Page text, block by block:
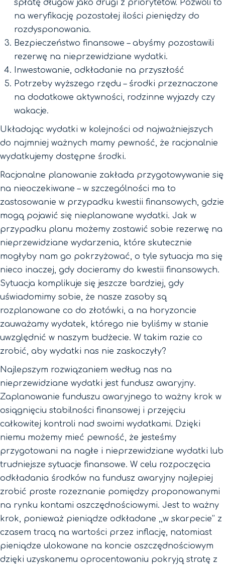
spłatę długów jako drugi z priorytetów. Pozwoli to
na weryfikację pozostałej ilości pieniędzy do
rozdysponowania.
Bezpieczeństwo finansowe – abyśmy pozostawili
rezerwę na nieprzewidziane wydatki.
Inwestowanie, odkładanie na przyszłość
Potrzeby wyższego rzędu – środki przeznaczone
na dodatkowe aktywności, rodzinne wyjazdy czy
wakacje.
Układając wydatki w kolejności od najważniejszych
do najmniej ważnych mamy pewność, że racjonalnie
wydatkujemy dostępne środki.
Racjonalne planowanie zakłada przygotowywanie się
na nieoczekiwane – w szczególności ma to
zastosowanie w przypadku kwestii finansowych, gdzie
mogą pojawić się nieplanowane wydatki. Jak w
przypadku planu możemy zostawić sobie rezerwę na
nieprzewidziane wydarzenia, które skutecznie
mogłyby nam go pokrzyżować, o tyle sytuacja ma się
nieco inaczej, gdy docieramy do kwestii finansowych.
Sytuacja komplikuje się jeszcze bardziej, gdy
uświadomimy sobie, że nasze zasoby są
rozplanowane co do złotówki, a na horyzoncie
zauważamy wydatek, którego nie byliśmy w stanie
uwzględnić w naszym budżecie. W takim razie co
zrobić, aby wydatki nas nie zaskoczyły?
Najlepszym rozwiązaniem według nas na
nieprzewidziane wydatki jest fundusz awaryjny.
Zaplanowanie funduszu awaryjnego to ważny krok w
osiągnięciu stabilności finansowej i przejęciu
całkowitej kontroli nad swoimi wydatkami. Dzięki
niemu możemy mieć pewność, że jesteśmy
przygotowani na nagłe i nieprzewidziane wydatki lub
trudniejsze sytuacje finansowe. W celu rozpoczęcia
odkładania środków na fundusz awaryjny najlepiej
zrobić proste rozeznanie pomiędzy proponowanymi
na rynku kontami oszczędnościowymi. Jest to ważny
krok, ponieważ pieniądze odkładane ,,w skarpecie’’ z
czasem tracą na wartości przez inflację, natomiast
pieniądze ulokowane na koncie oszczędnościowym
dzięki uzyskanemu oprocentowaniu pokryją stratę z